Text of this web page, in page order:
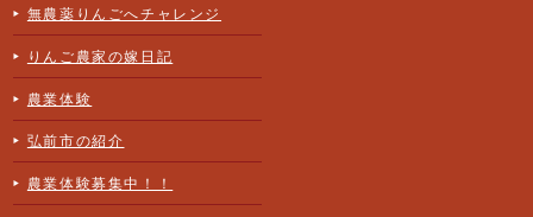
無農薬りんごへチャレンジ
りんご農家の嫁日記
農業体験
弘前市の紹介
農業体験募集中！！